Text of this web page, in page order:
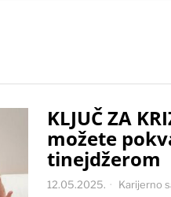
KLJUČ ZA
možete
tinejdžerom
12.05.2025. Karijerno